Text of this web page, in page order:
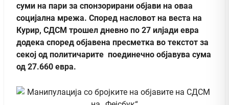
суми на пари за спонзорирани објави на оваа
социјална мрежа. Според насловот на веста на
Курир, СДСМ трошел дневно по 27 илјади евра
додека според објавена пресметка во текстот за
секој од политичарите поединечно објавува сума
од 27.660 евра.